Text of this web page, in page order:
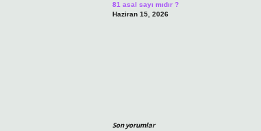
81 asal sayı mıdır ?
Haziran 15, 2026
Son yorumlar